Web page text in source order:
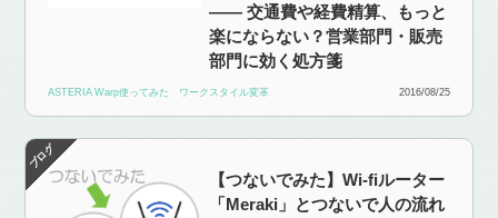
—— 交通費や経費精算、もっと
楽にならない？営業部門・販売
部門に効く処方箋
ASTERIA Warp使ってみた ワークスタイル変革 2016/08/25
【つないでみた】Wi-fiルーター
「Meraki」とつないで人の流れ